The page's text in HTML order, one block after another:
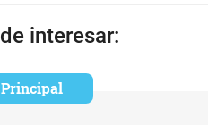
interesar: